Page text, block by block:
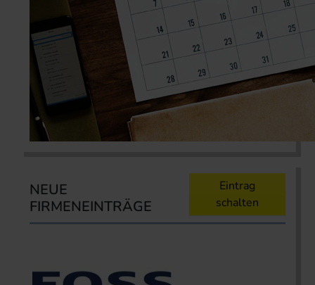
NEUE
FIRMENEINTRÄGE
Eintrag
schalten